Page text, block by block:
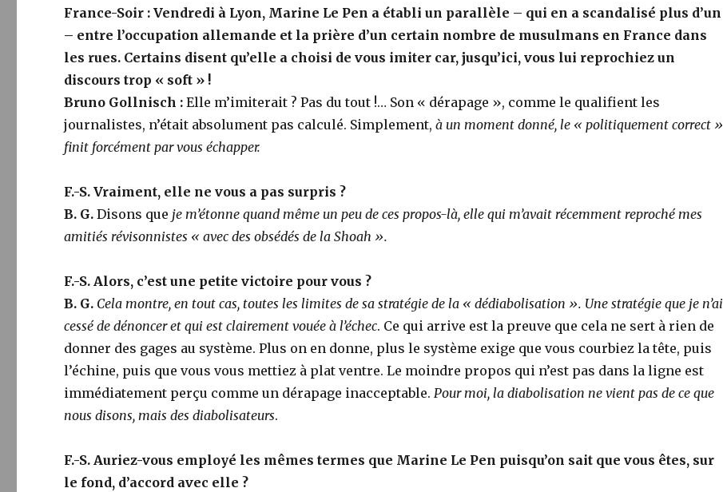
France-Soir : Vendredi à Lyon, Marine Le Pen a établi un parallèle – qui en a scandalisé plus d’un
– entre l’occupation allemande et la prière d’un certain nombre de musulmans en France dans
les rues. Certains disent qu’elle a choisi de vous imiter car, jusqu’ici, vous lui reprochiez un
discours trop « soft » !
Bruno Gollnisch : Elle m’imiterait ? Pas du tout !… Son « dérapage », comme le qualifient les
journalistes, n’était absolument pas calculé. Simplement,à un moment donné, le « politiquement correct »
finit forcément par vous échapper.
F.-S. Vraiment, elle ne vous a pas surpris ?
B. G. Disons que je m’étonne quand même un peu de ces propos-là, elle qui m’avait récemment reproché mes
amitiés révisonnistes « avec des obsédés de la Shoah ».
F.-S. Alors, c’est une petite victoire pour vous ?
B. G. Cela montre, en tout cas, toutes les limites de sa stratégie de la « dédiabolisation ». Une stratégie que je n’ai
cessé de dénoncer et qui est clairement vouée à l’échec. Ce qui arrive est la preuve que cela ne sert à rien de
donner des gages au système. Plus on en donne, plus le système exige que vous courbiez la tête, puis
l’échine, puis que vous vous mettiez à plat ventre. Le moindre propos qui n’est pas dans la ligne est
immédiatement perçu comme un dérapage inacceptable.Pour moi, la diabolisation ne vient pas de ce que
nous disons, mais des diabolisateurs.
F.-S. Auriez-vous employé les mêmes termes que Marine Le Pen puisqu’on sait que vous êtes, sur
le fond, d’accord avec elle ?